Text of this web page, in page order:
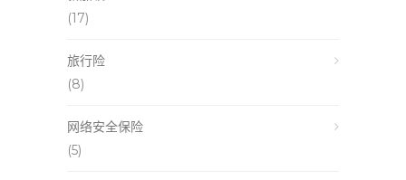
(17)
旅行险
(8)
网络安全保险
(5)